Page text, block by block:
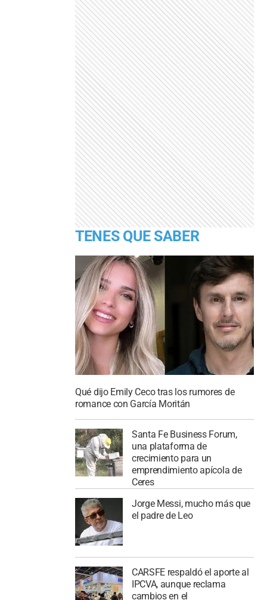
TENES QUE SABER
Qué dijo Emily Ceco tras los rumores de
romance con García Moritán
Santa Fe Business Forum,
una plataforma de
crecimiento para un
emprendimiento apícola de
Ceres
Jorge Messi, mucho más que
el padre de Leo
CARSFE respaldó el aporte al
IPCVA, aunque reclama
cambios en el